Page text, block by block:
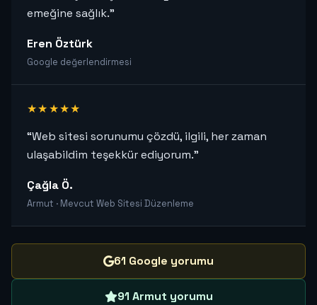
emeğine sağlık.”
Eren Öztürk
Google değerlendirmesi
★★★★★
“Web sitesi sorunumu çözdü, ilgili, her zaman
ulaşabildim teşekkür ediyorum.”
Çağla Ö.
Armut · Mevcut Web Sitesi Düzenleme
61 Google yorumu
91 Armut yorumu